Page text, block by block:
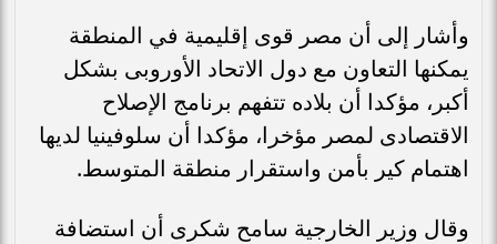
وأشار إلى أن مصر قوى إقليمية في المنطقة
يمكنها التعاون مع دول الاتحاد الأوروبى بشكل
أكبر، مؤكدا أن بلاده تتفهم برنامج الإصلاح
الاقتصادى لمصر مؤخرا، مؤكدا أن سلوفينيا لديها
اهتمام كير بأمن واستقرار منطقة المتوسط.
وقال وزير الخارجية سامح شكرى أن استضافة